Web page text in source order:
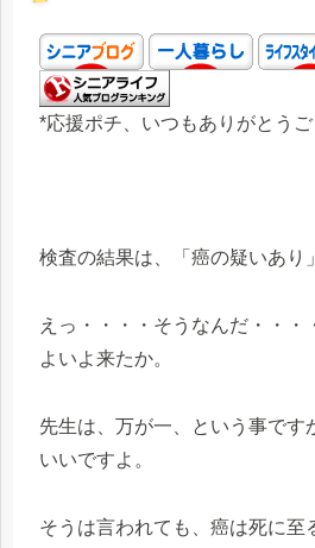
*応援ポチ、いつもありがとうご
検査の結果は、「癌の疑いあり
えっ・・・・そうなんだ・・・
よいよ来たか。
先生は、万が一、という事です
いいですよ。
そうは言われても、癌は死に至